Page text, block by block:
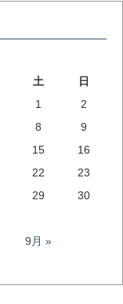
土
日
1
2
8
9
15
16
22
23
29
30
9月 »